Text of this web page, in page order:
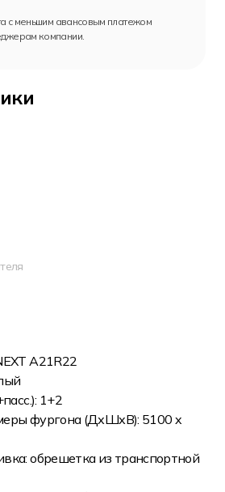
с меньшим авансовым платежом
компании.
A21R22
1+2
фуpгона (ДхШхB): 5100 x
обрешeткa из транспopтной